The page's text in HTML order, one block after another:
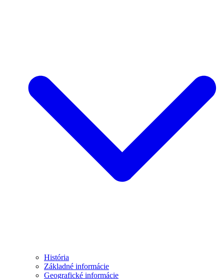
História
Základné informácie
Geografické informácie